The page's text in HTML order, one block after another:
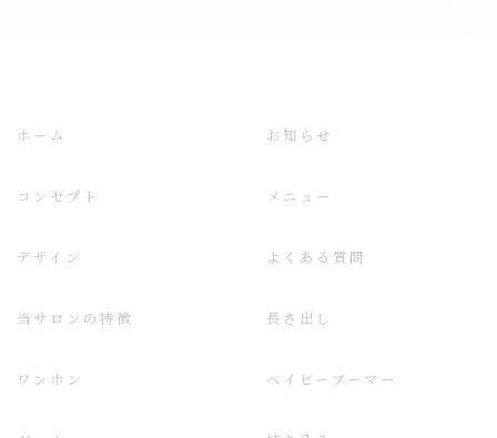
ホーム お知らせ
コンセプト メニュー
デザイン よくある質問
当サロンの特徴 長さ出し
ワンホン ベイビーブーマー